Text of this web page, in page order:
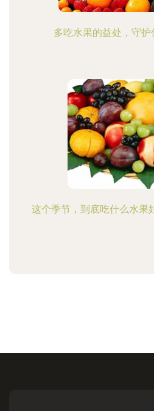
多吃水果的益处，守
这个季节，到底吃什么水